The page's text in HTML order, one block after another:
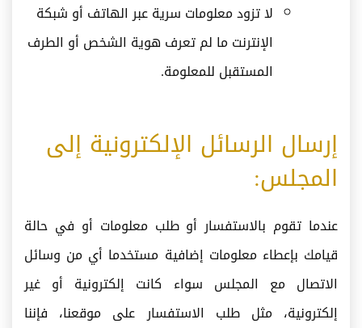
لا تزود معلومات سرية عبر الهاتف أو شبكة
الإنترنت ما لم تعرف هوية الشخص أو الطرف
المستقبل للمعلومة.
إرسال الرسائل الإلكترونية إلى
المجلس:
عندما تقوم بالاستفسار أو طلب معلومات أو في حالة
قيامك بإعطاء معلومات إضافية مستخدما أي من وسائل
الاتصال مع المجلس سواء كانت إلكترونية أو غير
إلكترونية، مثل طلب الاستفسار على موقعنا، فإننا